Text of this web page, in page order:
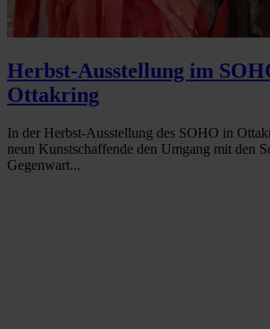
Herbst-Ausstellung im
Ottakring
In der Herbst-Ausstellung des SOHO in
neun Kunstschaffende den Umgang mit den
Gegenwart...